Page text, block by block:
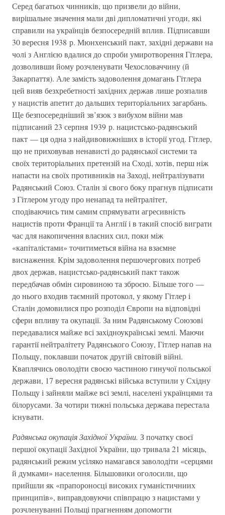
Серед багатьох чинників, що призвели до війни,
вирішальне значення мали дві дипломатичні угоди, які
справили на українців безпосередній вплив. Підписавши
30 вересня 1938 р. Мюнхенський пакт, західні держави на
чолі з Англією вдалися до спроби умиротворення Гітлера,
дозволивши йому розчленувати Чехословаччину (й
Закарпаття). Але замість задоволення домагань Гітлера
цей вияв безхребетності західних держав лише розпалив
у нацистів апетит до дальших територіальних загарбань.
Ще безпосередніший зв’язок з вибухом війни мав
підписаний 23 серпня 1939 р. нацистсько-радянський
пакт — ця одна з найдивовижніших в історії угод. Гітлер,
що не приховував ненависті до радянської системи та
своїх територіальних претензій на Сході, хотів, перш ніж
напасти на своїх противників на Заході, нейтралізувати
Радянський Союз. Сталін зі свого боку прагнув підписати
з Гітлером угоду про ненапад та нейтралітет,
сподіваючись тим самим спрямувати агресивність
нацистів проти Франції та Англії і в такий спосіб виграти
час для накопичення власних сил, поки між
«капіталістами» точитиметься війна на взаємне
виснаження. Крім задоволення першочергових потреб
двох держав, нацистсько-радянський пакт також
передбачав обмін сировиною та зброєю. Більше того —
до нього входив таємний протокол, у якому Гітлер і
Сталін домовилися про розподіл Європи на відповідні
сфери впливу та окупації. За ним Радянському Союзові
передавалися майже всі західноукраїнські землі. Маючи
гарантії нейтралітету Радянського Союзу, Гітлер напав на
Польщу, поклавши початок другій світовій війні.
Кваплячись оволодіти своєю частиною гинучої польської
держави, 17 вересня радянські війська вступили у Східну
Польщу і зайняли майже всі землі, населені українцями та
білорусами. За чотири тижні польська держава перестала
існувати.
Радянська окупація Західної України. З початку своєї
першої окупації Західної України, що тривала 21 місяць,
радянський режим усіляко намагався заволодіти «серцями
й думками» населення. Більшовики оголосили, що
прийшли як «прапороносці високих гуманістичниих
принципів», виправдовуючи співпрацю з нацистами у
розчленуванні Польщі прагненням допомогти